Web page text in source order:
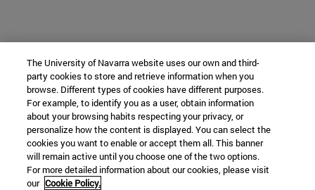
The University of Navarra website uses our own and third-
party cookies to store and retrieve information when you
browse. Different types of cookies have different purposes.
For example, to identify you as a user, obtain information
about your browsing habits respecting your privacy, or
personalize how the content is displayed. You can select the
cookies you want to enable or accept them all. This banner
will remain active until you choose one of the two options.
For more detailed information about our cookies, please visit
our Cookie Policy.